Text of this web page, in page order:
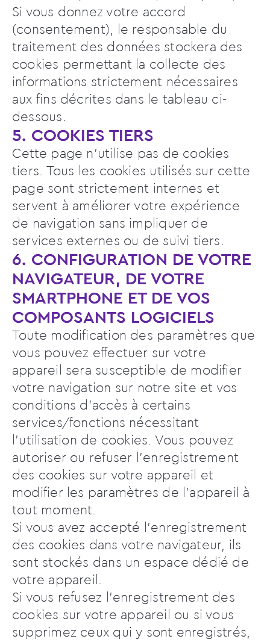
Si vous donnez votre accord
(consentement), le responsable du
traitement des données stockera des
cookies permettant la collecte des
informations strictement nécessaires
aux fins décrites dans le tableau ci-
dessous.
5. COOKIES TIERS
Cette page n’utilise pas de cookies
tiers. Tous les cookies utilisés sur cette
page sont strictement internes et
servent à améliorer votre expérience
de navigation sans impliquer de
services externes ou de suivi tiers.
6. CONFIGURATION DE VOTRE
NAVIGATEUR, DE VOTRE
SMARTPHONE ET DE VOS
COMPOSANTS LOGICIELS
Toute modification des paramètres que
vous pouvez effectuer sur votre
appareil sera susceptible de modifier
votre navigation sur notre site et vos
conditions d’accès à certains
services/fonctions nécessitant
l’utilisation de cookies. Vous pouvez
autoriser ou refuser l’enregistrement
des cookies sur votre appareil et
modifier les paramètres de l’appareil à
tout moment.
Si vous avez accepté l’enregistrement
des cookies dans votre navigateur, ils
sont stockés dans un espace dédié de
votre appareil.
Si vous refusez l’enregistrement des
cookies sur votre appareil ou si vous
supprimez ceux qui y sont enregistrés,